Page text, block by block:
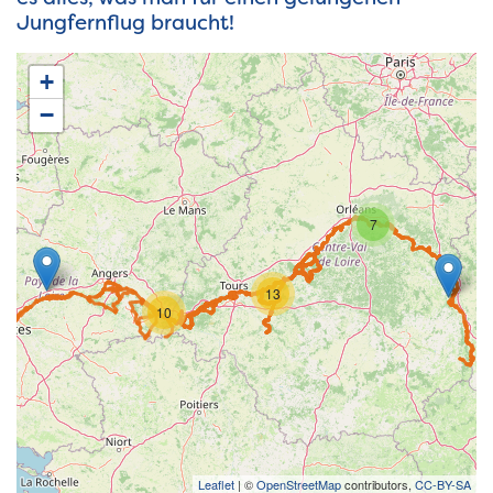
Jungfernflug braucht!
10
7
13
+
−
Leaflet | ©OpenStreetMapcontributors, CC-BY-SA